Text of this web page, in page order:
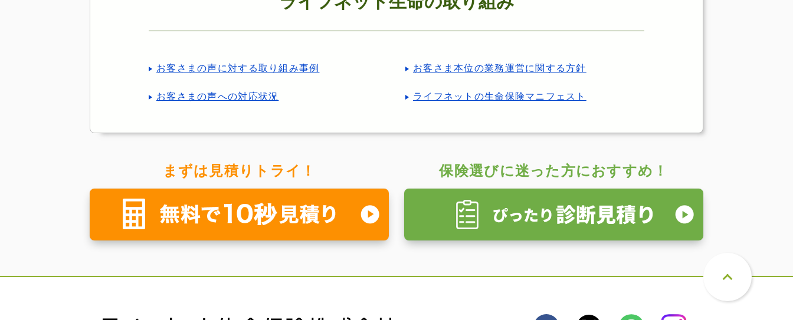
お客さまの声に対する取り組み事例 お客さま本位の業務運営に関する方針
お客さまの声への対応状況 ライフネットの生命保険マニフェスト
まずは見積りトライ！ 保険選びに迷った方におすすめ！